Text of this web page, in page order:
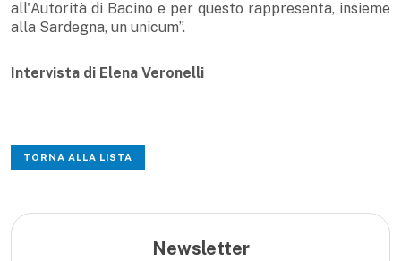
all'Autorità di Bacino e per questo rappresenta, insieme
alla Sardegna, un unicum”.
Intervista di Elena Veronelli
TORNA ALLA LISTA
Newsletter